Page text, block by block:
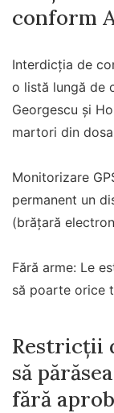
conform
Interdicția de
o listă lungă de
Georgescu și
martori din
Monitorizare
permanent un
(brățară
Fără arme: Le
să poarte orice
Restricții
să
fără